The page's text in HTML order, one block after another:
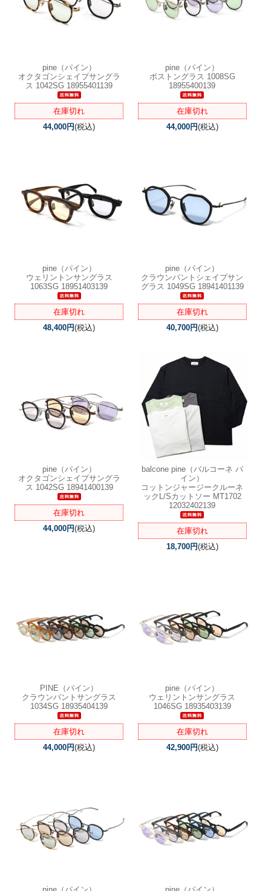
pine（パイン）
オクタゴンシェイプサングラ
ス 1042SG 18955401139
在庫切れ
44,000円(税込)
pine（パイン）
ボストングラス 1008SG
18955400139
在庫切れ
44,000円(税込)
pine（パイン）
ウェリントンサングラス
1063SG 18951403139
在庫切れ
48,400円(税込)
pine（パイン）
クラウンパントシェイプサン
グラス 1049SG 18941401139
在庫切れ
40,700円(税込)
pine（パイン）
オクタゴンシェイプサングラ
ス 1042SG 18941400139
在庫切れ
44,000円(税込)
balcone pine（バルコーネ パ
イン）
コットンジャージークルーネ
ックL/Sカットソー MT1702
12032402139
在庫切れ
18,700円(税込)
PINE（パイン）
クラウンパントサングラス
1034SG 18935404139
在庫切れ
44,000円(税込)
pine（パイン）
ウェリントンサングラス
1046SG 18935403139
在庫切れ
42,900円(税込)
pine（パイン） pine（パイン）